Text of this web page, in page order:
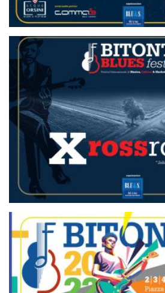
BBF 2023 PHOTOBOOK
BBF 2022 PHOTOBOOK